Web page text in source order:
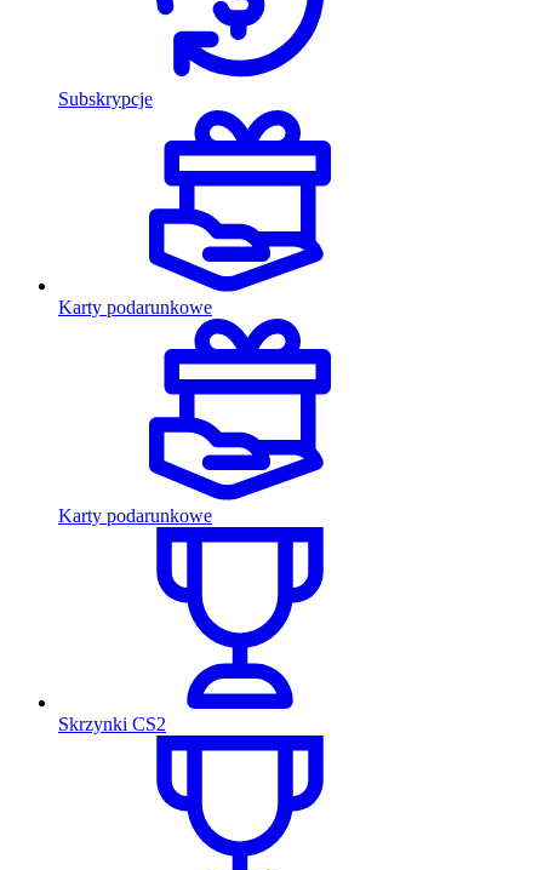
Subskrypcje
Karty podarunkowe
Karty podarunkowe
Skrzynki CS2